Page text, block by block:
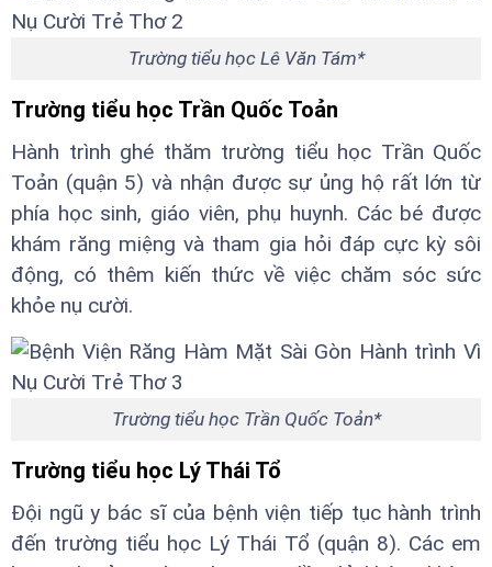
Trường tiểu học Lê Văn Tám*
Trường tiểu học Trần Quốc Toản
Hành trình ghé thăm trường tiểu học Trần Quốc
Toản (quận 5) và nhận được sự ủng hộ rất lớn từ
phía học sinh, giáo viên, phụ huynh. Các bé được
khám răng miệng và tham gia hỏi đáp cực kỳ sôi
động, có thêm kiến thức về việc chăm sóc sức
khỏe nụ cười.
Trường tiểu học Trần Quốc Toản*
Trường tiểu học Lý Thái Tổ
Đội ngũ y bác sĩ của bệnh viện tiếp tục hành trình
đến trường tiểu học Lý Thái Tổ (quận 8). Các em